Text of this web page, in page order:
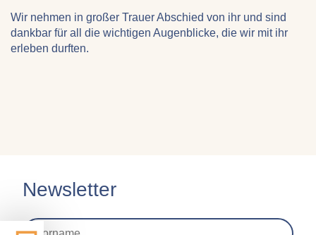
Wir nehmen in großer Trauer Abschied von ihr und sind
dankbar für all die wichtigen Augenblicke, die wir mit ihr
erleben durften.
Newsletter